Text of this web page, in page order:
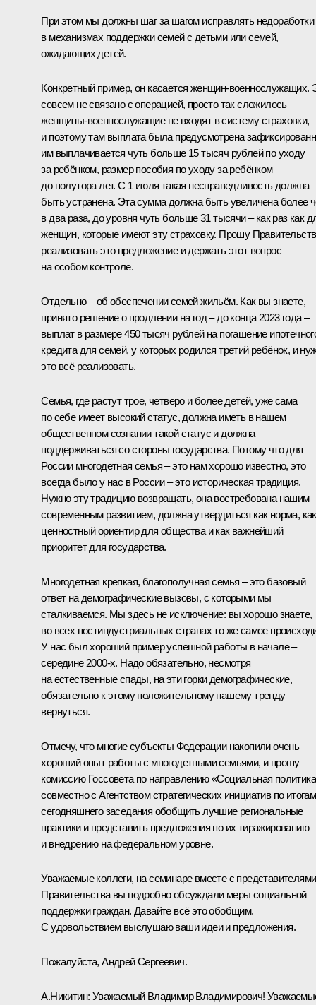
При этом мы должны шаг за шагом исправлять недоработки
в механизмах поддержки семей с детьми или семей,
ожидающих детей.
Конкретный пример, он касается женщин-военнослужащих.
совсем не связано с операцией, просто так сложилось –
женщины-военнослужащие не входят в систему страховки,
и поэтому там выплата была предусмотрена
им выплачивается чуть больше 15 тысяч рублей по уходу
за ребёнком, размер пособия по уходу за ребёнком
до полутора лет. С 1 июля такая несправедливость должна
быть устранена. Эта сумма должна быть увеличена более
в два раза, до уровня чуть больше 31 тысячи – как раз как
женщин, которые имеют эту страховку. Прошу
реализовать это предложение и держать этот вопрос
на особом контроле.
Отдельно – об обеспечении семей жильём. Как вы знаете,
принято решение о продлении на год – до конца 2023 года –
выплат в размере 450 тысяч рублей на погашение
кредита для семей, у которых родился третий ребёнок, и
это всё реализовать.
Семья, где растут трое, четверо и более детей, уже сама
по себе имеет высокий статус, должна иметь в нашем
общественном сознании такой статус и должна
поддерживаться со стороны государства. Потому что для
России многодетная семья – это нам хорошо известно, это
всегда было у нас в России – это историческая традиция.
Нужно эту традицию возвращать, она востребована нашим
современным развитием, должна утвердиться как норма, как
ценностный ориентир для общества и как важнейший
приоритет для государства.
Многодетная крепкая, благополучная семья – это базовый
ответ на демографические вызовы, с которыми мы
сталкиваемся. Мы здесь не исключение: вы хорошо знаете,
во всех постиндустриальных странах то же самое
У нас был хороший пример успешной работы в начале –
середине 2000-х. Надо обязательно, несмотря
на естественные спады, на эти горки демографические,
обязательно к этому положительному нашему тренду
вернуться.
Отмечу, что многие субъекты Федерации накопили очень
хороший опыт работы с многодетными семьями, и прошу
комиссию Госсовета по направлению «Социальная
совместно с Агентством стратегических инициатив по итогам
сегодняшнего заседания обобщить лучшие региональные
практики и представить предложения по их тиражированию
и внедрению на федеральном уровне.
Уважаемые коллеги, на семинаре вместе с представителями
Правительства вы подробно обсуждали меры социальной
поддержки граждан. Давайте всё это обобщим.
С удовольствием выслушаю ваши идеи и предложения.
Пожалуйста, Андрей Сергеевич.
А.Никитин: Уважаемый Владимир Владимирович!